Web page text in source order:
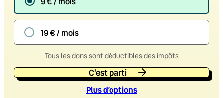
19 € / mois
Tous les dons sont déductibles des impôts
C'est parti
Plus d’options